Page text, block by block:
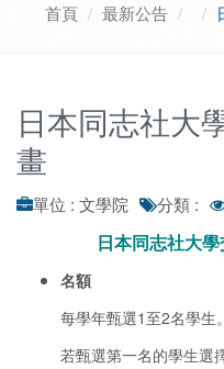
首頁 最新公告
日本同志社大
畫
單位 : 文學院 分類 :
日本同志社大
名額
每學年甄選1至2名學生。
若甄選第一名的學生選